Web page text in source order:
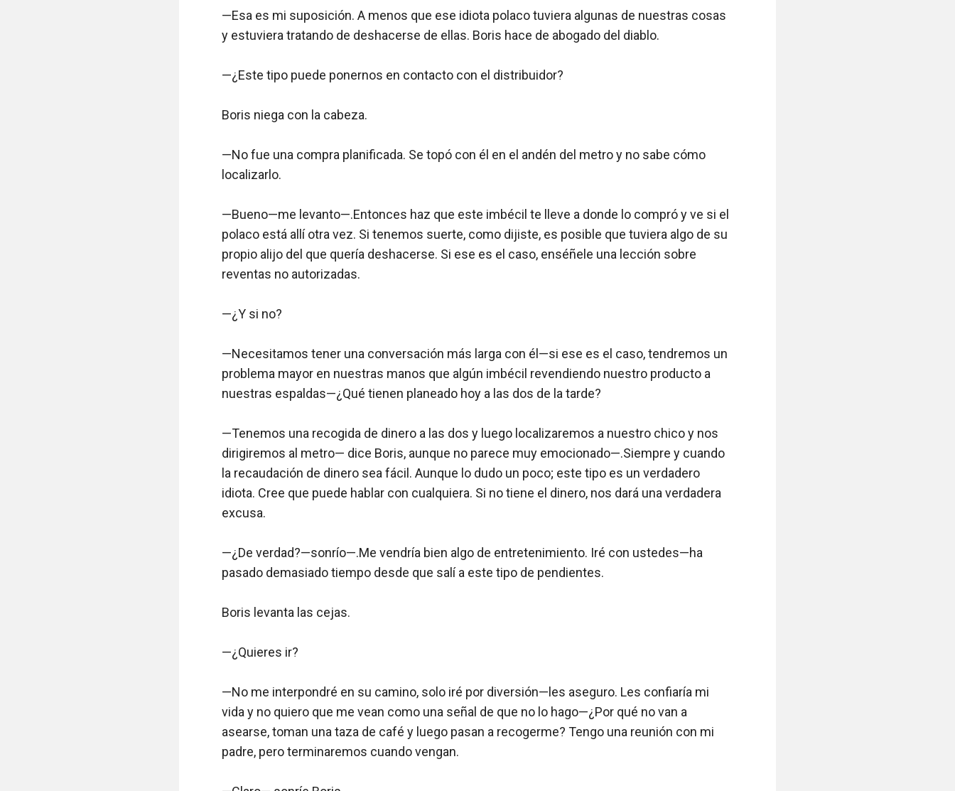
—Esa es mi suposición. A menos que ese idiota polaco tuviera algunas de nuestras cosas
y estuviera tratando de deshacerse de ellas. Boris hace de abogado del diablo.
—¿Este tipo puede ponernos en contacto con el distribuidor?
Boris niega con la cabeza.
—No fue una compra planificada. Se topó con él en el andén del metro y no sabe cómo
localizarlo.
—Bueno—me levanto—.Entonces haz que este imbécil te lleve a donde lo compró y ve si el
polaco está allí otra vez. Si tenemos suerte, como dijiste, es posible que tuviera algo de su
propio alijo del que quería deshacerse. Si ese es el caso, enséñele una lección sobre
reventas no autorizadas.
—¿Y si no?
—Necesitamos tener una conversación más larga con él—si ese es el caso, tendremos un
problema mayor en nuestras manos que algún imbécil revendiendo nuestro producto a
nuestras espaldas—¿Qué tienen planeado hoy a las dos de la tarde?
—Tenemos una recogida de dinero a las dos y luego localizaremos a nuestro chico y nos
dirigiremos al metro— dice Boris, aunque no parece muy emocionado—.Siempre y cuando
la recaudación de dinero sea fácil. Aunque lo dudo un poco; este tipo es un verdadero
idiota. Cree que puede hablar con cualquiera. Si no tiene el dinero, nos dará una verdadera
excusa.
—¿De verdad?—sonrío—.Me vendría bien algo de entretenimiento. Iré con ustedes—ha
pasado demasiado tiempo desde que salí a este tipo de pendientes.
Boris levanta las cejas.
—¿Quieres ir?
—No me interpondré en su camino, solo iré por diversión—les aseguro. Les confiaría mi
vida y no quiero que me vean como una señal de que no lo hago—¿Por qué no van a
asearse, toman una taza de café y luego pasan a recogerme? Tengo una reunión con mi
padre, pero terminaremos cuando vengan.